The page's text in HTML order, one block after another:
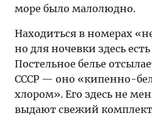
море было малолюдно.
Находиться в номерах
но для ночевки здесь
Постельное белье
СССР — оно «кипенно-
хлором». Его здесь не
выдают свежий